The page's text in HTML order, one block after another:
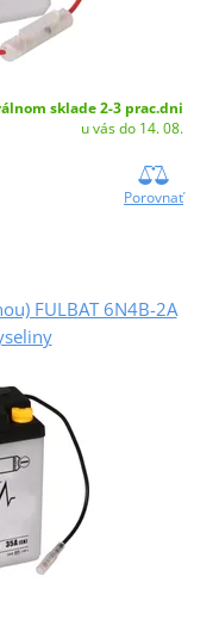
sklade 2-3 prac.dni
u vás do 14. 08.
Porovnať
FULBAT 6N4B-2A